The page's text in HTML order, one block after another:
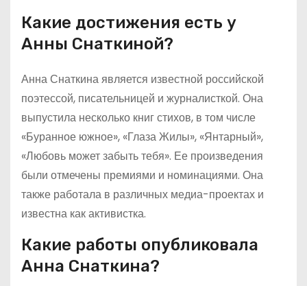
Какие достижения есть у
Анны Снаткиной?
Анна Снаткина является известной российской
поэтессой, писательницей и журналисткой. Она
выпустила несколько книг стихов, в том числе
«Буранное южное», «Глаза Жилы», «Янтарный»,
«Любовь может забыть тебя». Ее произведения
были отмечены премиями и номинациями. Она
также работала в различных медиа-проектах и
известна как активистка.
Какие работы опубликовала
Анна Снаткина?